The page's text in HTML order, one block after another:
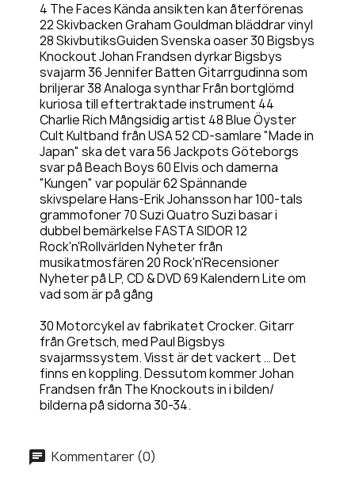
4 The Faces Kända ansikten kan återförenas
22 Skivbacken Graham Gouldman bläddrar vinyl
28 SkivbutiksGuiden Svenska oaser 30 Bigsbys
Knockout Johan Frandsen dyrkar Bigsbys
svajarm 36 Jennifer Batten Gitarrgudinna som
briljerar 38 Analoga synthar Från bortglömd
kuriosa till eftertraktade instrument 44
Charlie Rich Mångsidig artist 48 Blue Öyster
Cult Kultband från USA 52 CD-samlare "Made in
Japan" ska det vara 56 Jackpots Göteborgs
svar på Beach Boys 60 Elvis och damerna
"Kungen" var populär 62 Spännande
skivspelare Hans-Erik Johansson har 100-tals
grammofoner 70 Suzi Quatro Suzi basar i
dubbel bemärkelse FASTA SIDOR 12
Rock'n'Rollvärlden Nyheter från
musikatmosfären 20 Rock'n'Recensioner
Nyheter på LP, CD & DVD 69 Kalendern Lite om
vad som är på gång
30 Motorcykel av fabrikatet Crocker. Gitarr
från Gretsch, med Paul Bigsbys
svajarmssystem. Visst är det vackert … Det
finns en koppling. Dessutom kommer Johan
Frandsen från The Knockouts in i bilden/
bilderna på sidorna 30-34.
Kommentarer (0)